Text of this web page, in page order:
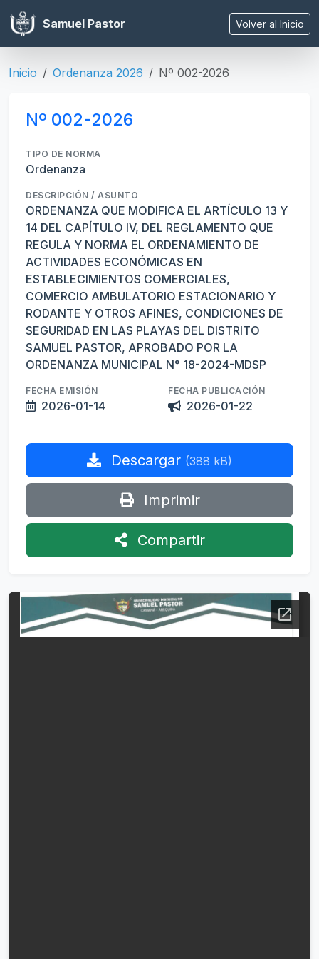
Samuel Pastor Volver al Inicio
Inicio Ordenanza 2026 Nº 002-2026
Nº 002-2026
TIPO DE NORMA
Ordenanza
DESCRIPCIÓN / ASUNTO
ORDENANZA QUE MODIFICA EL ARTÍCULO 13 Y
14 DEL CAPÍTULO IV, DEL REGLAMENTO QUE
REGULA Y NORMA EL ORDENAMIENTO DE
ACTIVIDADES ECONÓMICAS EN
ESTABLECIMIENTOS COMERCIALES,
COMERCIO AMBULATORIO ESTACIONARIO Y
RODANTE Y OTROS AFINES, CONDICIONES DE
SEGURIDAD EN LAS PLAYAS DEL DISTRITO
SAMUEL PASTOR, APROBADO POR LA
ORDENANZA MUNICIPAL N° 18-2024-MDSP
FECHA EMISIÓN
2026-01-14
FECHA PUBLICACIÓN
2026-01-22
Descargar (388 kB)
Imprimir
Compartir